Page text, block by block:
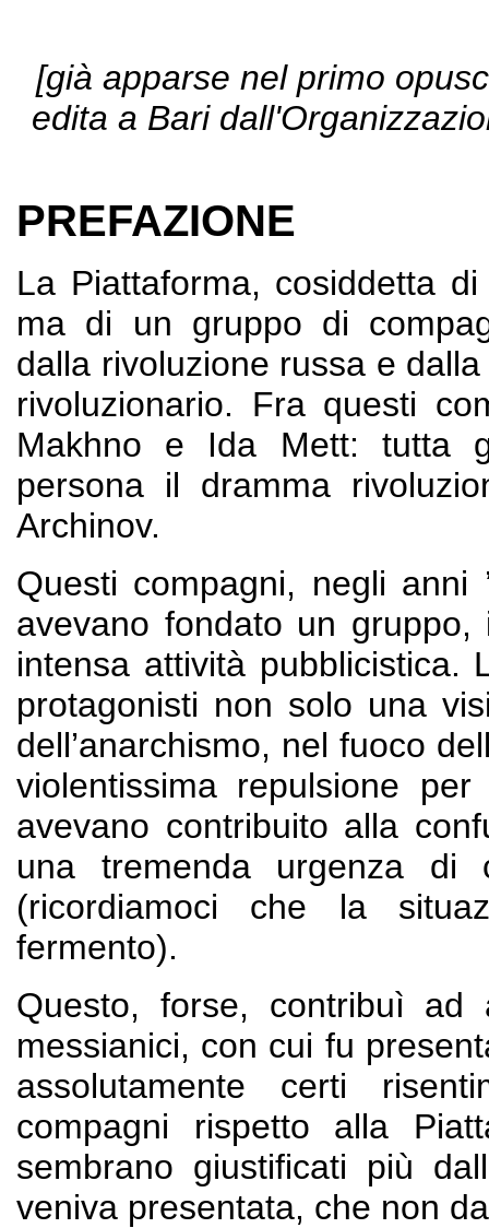
[già apparse nel primo
edita a Bari
PREFAZIONE
La Piattaforma, cosiddetta
ma di un gruppo di
dalla rivoluzione russa e
rivoluzionario. Fra questi
Makhno e Ida Mett: tutta
persona il dramma
Archinov.
Questi compagni, negli
avevano fondato un gruppo,
intensa attività pubblicistica.
protagonisti non solo una
dell’anarchismo, nel fuoco
violentissima repulsione
avevano contribuito alla
una tremenda urgenza di
(ricordiamoci che la
fermento).
Questo, forse, contribuì ad
messianici, con cui fu
assolutamente certi
compagni rispetto alla
sembrano giustificati più
veniva presentata, che non